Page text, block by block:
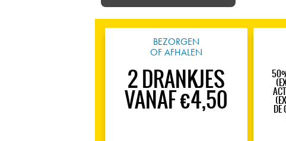
BEZORGEN
OF AFHALEN
2 DRANKJES
VANAF €4,50 DE